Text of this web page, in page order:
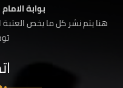
بوابة
هنا يتم نشر كل ما يخص